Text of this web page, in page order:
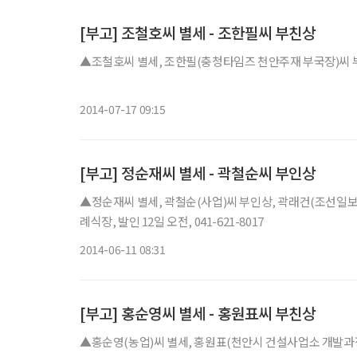
[부고] 조철호씨 별세 - 조한필씨 부친상
▲조철호씨 별세, 조한필(충청타임즈 천안주재 부국장)씨
2014-07-17 09:15
[부고] 정순재씨 별세 - 곽철순씨 부인상
▲정순재씨 별세, 곽철순(사업)씨 부인상, 곽래건(조선일
례식장, 발인 12일 오전, 041-621-8017
2014-06-11 08:31
[부고] 홍순영씨 별세 - 홍원표씨 부친상
▲홍순영(농업)씨 별세, 홍원표(천안시 건설사업소 개발